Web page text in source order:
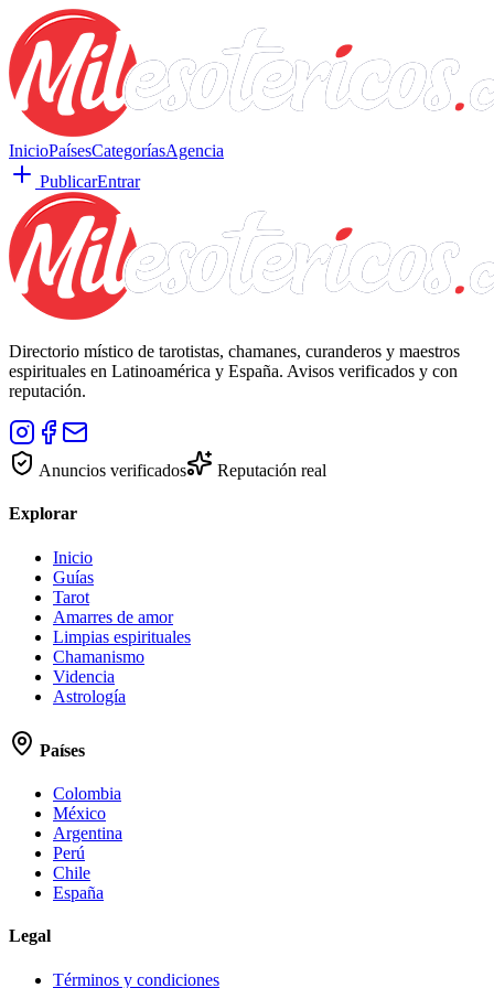
InicioPaísesCategoríasAgencia
PublicarEntrar
Directorio místico de tarotistas, chamanes, curanderos y maestros
espirituales en Latinoamérica y España. Avisos verificados y con
reputación.
Anuncios verificados Reputación real
Explorar
Inicio
Guías
Tarot
Amarres de amor
Limpias espirituales
Chamanismo
Videncia
Astrología
Países
Colombia
México
Argentina
Perú
Chile
España
Legal
Términos y condiciones